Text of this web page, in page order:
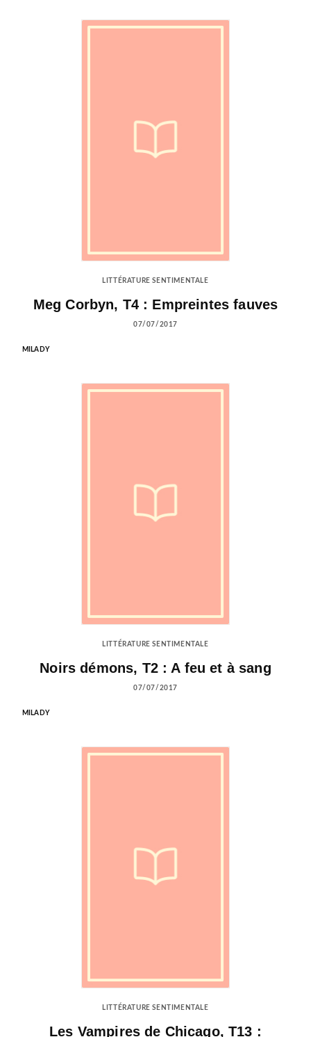
LITTÉRATURE SENTIMENTALE
Meg Corbyn, T4 : Empreintes fauves
07/07/2017
MILADY
LITTÉRATURE SENTIMENTALE
Noirs démons, T2 : A feu et à sang
07/07/2017
MILADY
LITTÉRATURE SENTIMENTALE
Les Vampires de Chicago, T13 :